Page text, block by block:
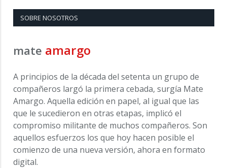
SOBRE NOSOTROS
mate amargo
A principios de la década del setenta un grupo de
compañeros largó la primera cebada, surgía Mate
Amargo. Aquella edición en papel, al igual que las
que le sucedieron en otras etapas, implicó el
compromiso militante de muchos compañeros. Son
aquellos esfuerzos los que hoy hacen posible el
comienzo de una nueva versión, ahora en formato
digital.